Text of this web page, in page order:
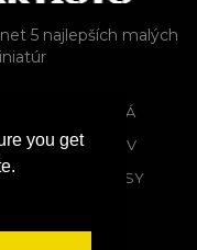
you get
5 najlepších malých
ZVIERATÁ
MILÁČIKOV
PSY